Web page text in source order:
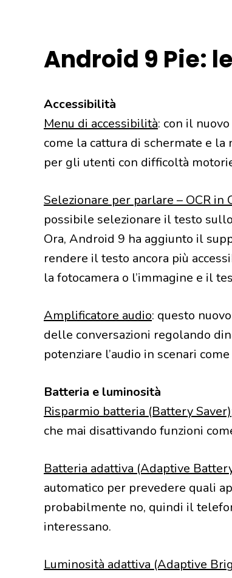
Android 9 Pie:
Accessibilità
Menu di accessibilità: con il
come la cattura di schermate e la
per gli utenti con difficoltà
Selezionare per parlare – OCR in
possibile selezionare il testo
Ora, Android 9 ha aggiunto il
rendere il testo ancora più
la fotocamera o l’immagine e il
Amplificatore audio: questo
delle conversazioni regolando
potenziare l’audio in scenari
Batteria e luminosità
Risparmio batteria (Battery Saver)
che mai disattivando funzioni
Batteria adattiva (Adaptive
automatico per prevedere quali
probabilmente no, quindi il
interessano.
Luminosità adattiva (Adaptive